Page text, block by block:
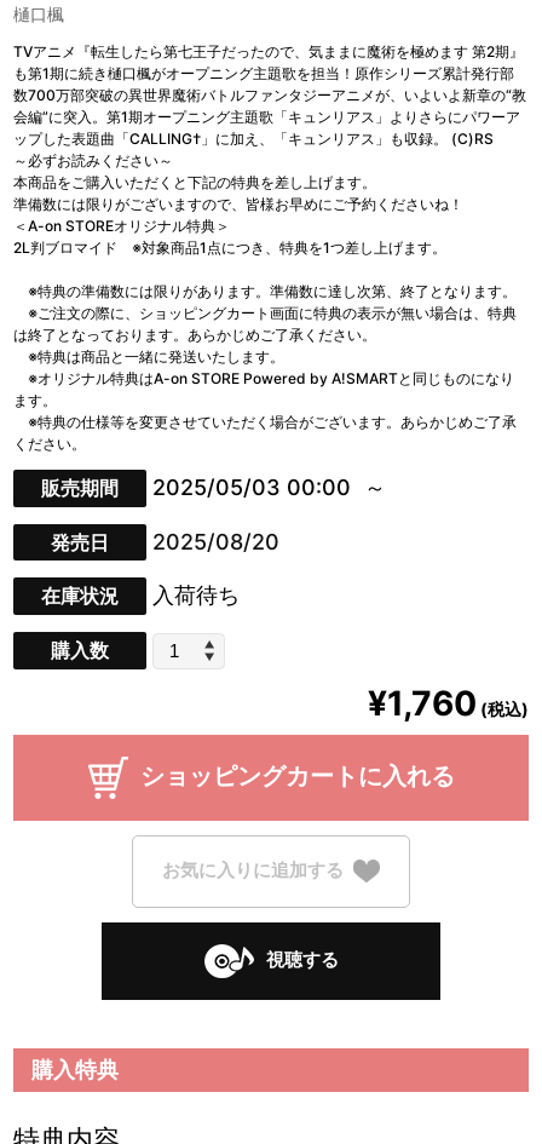
樋口楓
TVアニメ『転生したら第七王子だったので、気ままに魔術を極めます 第2期』
も第1期に続き樋口楓がオープニング主題歌を担当！原作シリーズ累計発行部
数700万部突破の異世界魔術バトルファンタジーアニメが、いよいよ新章の“教
会編”に突入。第1期オープニング主題歌「キュンリアス」よりさらにパワーア
ップした表題曲「CALLING†」に加え、「キュンリアス」も収録。 (C)RS
～必ずお読みください～
本商品をご購入いただくと下記の特典を差し上げます。
準備数には限りがございますので、皆様お早めにご予約くださいね！
＜A-on STOREオリジナル特典＞
2L判ブロマイド ※対象商品1点につき、特典を1つ差し上げます。
※特典の準備数には限りがあります。準備数に達し次第、終了となります。
※ご注文の際に、ショッピングカート画面に特典の表示が無い場合は、特典
は終了となっております。あらかじめご了承ください。
※特典は商品と一緒に発送いたします。
※オリジナル特典はA-on STORE Powered by A!SMARTと同じものになり
ます。
※特典の仕様等を変更させていただく場合がございます。あらかじめご了承
ください。
販売期間 2025/05/03 00:00
発売日 2025/08/20
在庫状況 入荷待ち
購入数
¥1,760 (税込)
ショッピングカートに入れる
お気に入りに追加する
視聴する
購入特典